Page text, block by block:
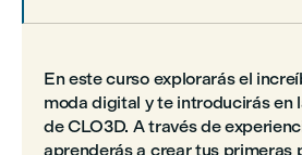
En este curso explorarás el
moda digital y te introducirás en
de CLO3D. A través de
aprenderás a crear tus primeras